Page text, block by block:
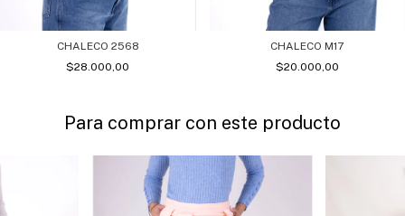
CHALECO 2568
$28.000,00
CHALECO M17
$20.000,00
Para comprar con este producto